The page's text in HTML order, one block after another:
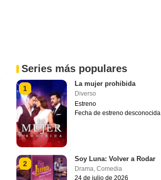
Series más populares
1
La mujer prohibida
Diverso
Estreno
Fecha de estreno desconocida
2
Soy Luna: Volver a Rodar
Drama, Comedia
24 de julio de 2026